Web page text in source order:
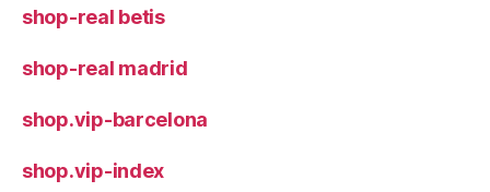
shop-real betis
shop-real madrid
shop.vip-barcelona
shop.vip-index